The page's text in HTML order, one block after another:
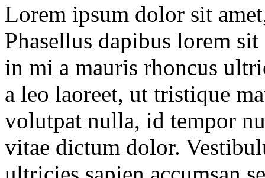
Lorem ipsum dolor sit
Phasellus dapibus lorem
in mi a mauris rhoncus
a leo laoreet, ut tristique
volutpat nulla, id tempor
vitae dictum dolor.